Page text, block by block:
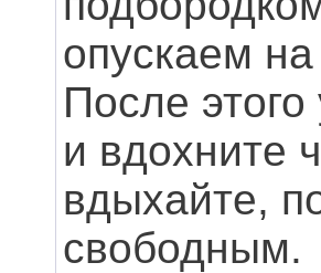
опускаем
После
и вдохните
вдыхайте,
свободным.